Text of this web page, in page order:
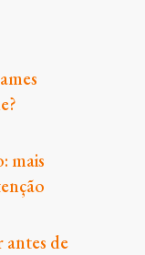
mais
antes de